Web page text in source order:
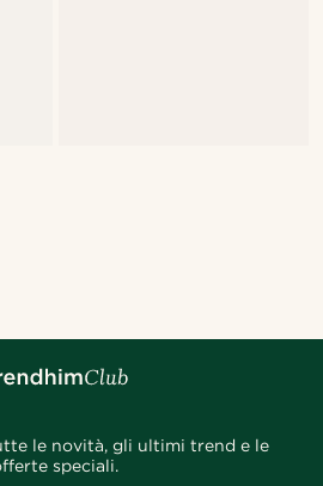
le novità, gli ultimi trend e le
speciali.